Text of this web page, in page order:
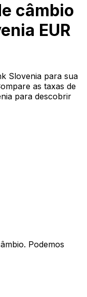
câmbio
EUR
Slovenia para sua
as taxas de
para descobrir
Podemos